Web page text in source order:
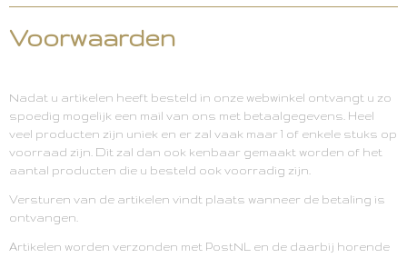
Voorwaarden
Nadat u artikelen heeft besteld in onze webwinkel ontvangt u zo
spoedig mogelijk een mail van ons met betaalgegevens. Heel
veel producten zijn uniek en er zal vaak maar 1 of enkele stuks op
voorraad zijn. Dit zal dan ook kenbaar gemaakt worden of het
aantal producten die u besteld ook voorradig zijn.
Versturen van de artikelen vindt plaats wanneer de betaling is
ontvangen.
Artikelen worden verzonden met PostNL en de daarbij horende